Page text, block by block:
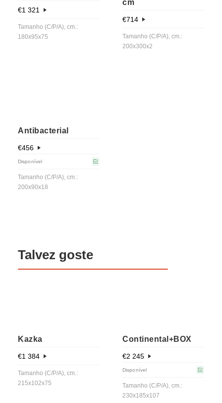
€1 321
Tamanho (C/P/A), cm.:
180x95x75
cm
€714
Tamanho (C/P/A), cm.:
200x300x2
Antibacterial
€456
Disponível
Tamanho (C/P/A), cm.:
200x90x18
Talvez goste
Kazka
€1 384
Tamanho (C/P/A), cm.:
215x102x75
Continental+BOX
€2 245
Disponível
Tamanho (C/P/A), cm.:
230x185x107